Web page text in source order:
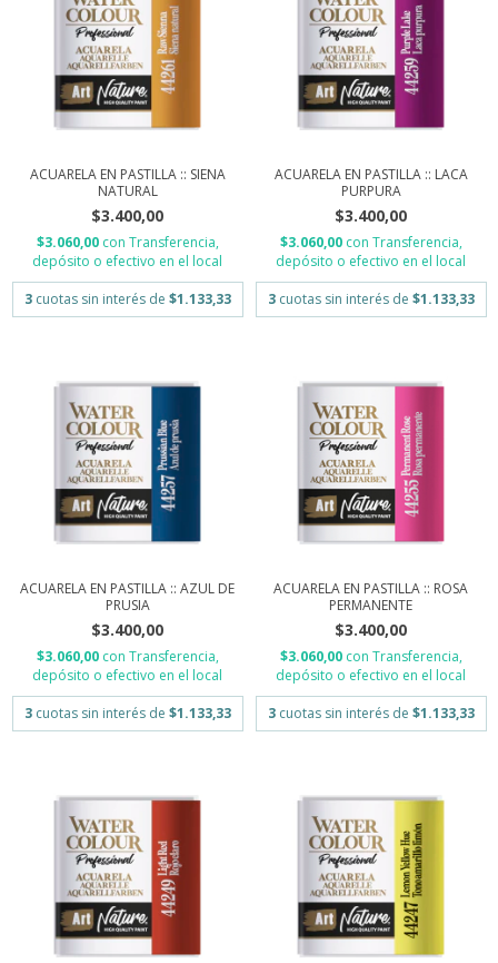
ACUARELA EN PASTILLA :: SIENA
NATURAL
$3.400,00
$3.060,00 con Transferencia,
depósito o efectivo en el local
3 cuotas sin interés de $1.133,33
ACUARELA EN PASTILLA :: LACA
PURPURA
$3.400,00
$3.060,00 con Transferencia,
depósito o efectivo en el local
3 cuotas sin interés de $1.133,33
ACUARELA EN PASTILLA :: AZUL DE
PRUSIA
$3.400,00
$3.060,00 con Transferencia,
depósito o efectivo en el local
3 cuotas sin interés de $1.133,33
ACUARELA EN PASTILLA :: ROSA
PERMANENTE
$3.400,00
$3.060,00 con Transferencia,
depósito o efectivo en el local
3 cuotas sin interés de $1.133,33